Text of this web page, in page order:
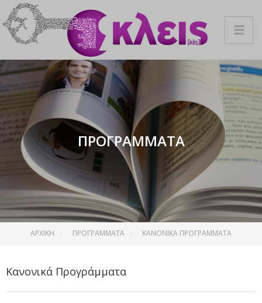
ΠΡΟΓΡΆΜΜΑΤΑ
ΑΡΧΙΚΉ ΠΡΟΓΡΑΜΜΑΤΑ ΚΑΝΟΝΙΚΆ ΠΡΟΓΡΆΜΜΑΤΑ
Κανονικά Προγράμματα